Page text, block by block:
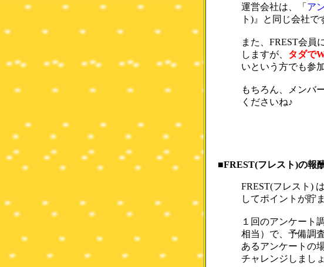
運営会社は、「 ア
ト)』と同じ会社で
また、FREST会員
しますが、 タダで
いという方でも参
もちろん、メンバ
くださいね♪
■FREST(フレスト)の報
FREST(フレスト)
してポイントが貯
１回のアンケート
相当）で、予備調
あるアンケートの
チャレンジしまし